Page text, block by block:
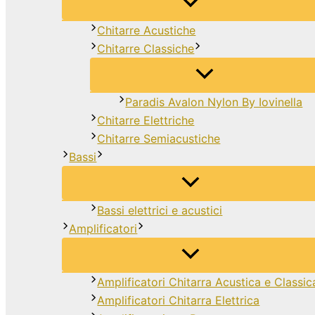
Chitarre Acustiche
Chitarre Classiche
Paradis Avalon Nylon By Iovinella
Chitarre Elettriche
Chitarre Semiacustiche
Bassi
Bassi elettrici e acustici
Amplificatori
Amplificatori Chitarra Acustica e
Amplificatori Chitarra Elettrica